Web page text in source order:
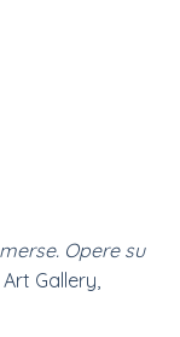
Opere su
Gallery,